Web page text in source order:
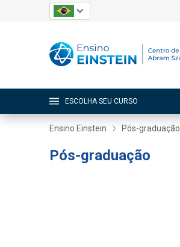
ESCOLHA SEU CURSO
Ensino Einstein Pós-graduação
Pós-graduação